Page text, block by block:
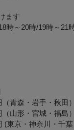
ます
時～20時/19時～21
青森・岩手・秋田）
山形・宮城・福島）
(東京・神奈川・千